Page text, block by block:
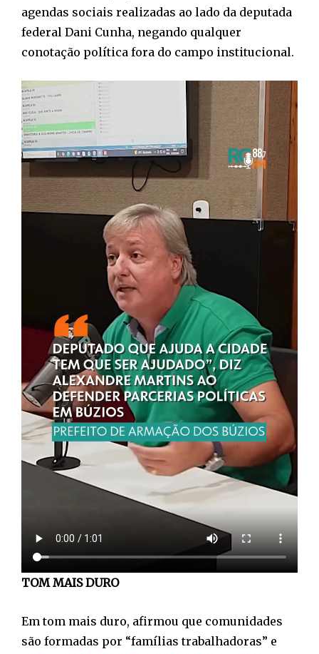
agendas sociais realizadas ao lado da deputada
federal Dani Cunha, negando qualquer
conotação política fora do campo institucional.
TOM MAIS DURO
Em tom mais duro, afirmou que comunidades
são formadas por “famílias trabalhadoras” e